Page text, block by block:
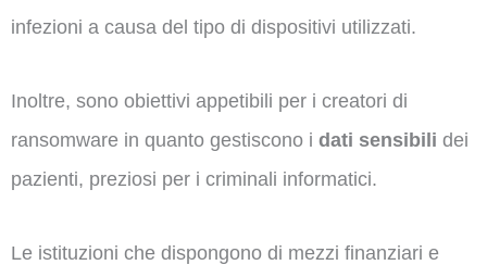
infezioni a causa del tipo di dispositivi utilizzati.
Inoltre, sono obiettivi appetibili per i creatori di
ransomware in quanto gestiscono i dati sensibili dei
pazienti, preziosi per i criminali informatici.
Le istituzioni che dispongono di mezzi finanziari e